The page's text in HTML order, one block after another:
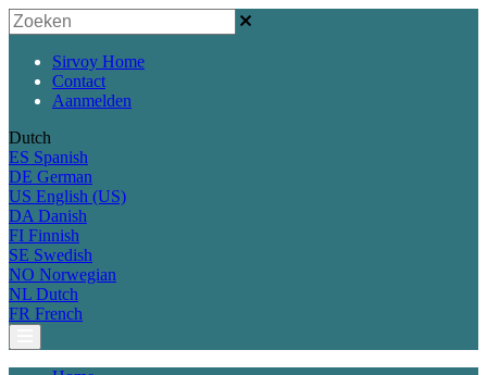
Sirvoy Home
Contact
Aanmelden
Dutch
ES Spanish
DE German
US English (US)
DA Danish
FI Finnish
SE Swedish
NO Norwegian
NL Dutch
FR French